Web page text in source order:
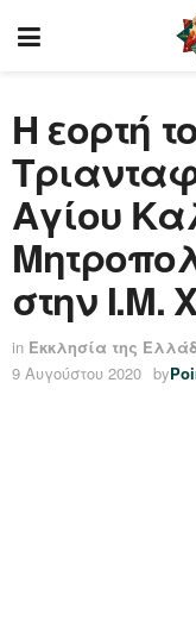
Η εορτή
Αγίου
στην Ι.Μ.
in Εκκλησία της
9 Αυγούστου 2020 by